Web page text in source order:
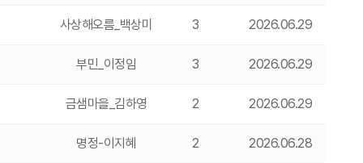
사상해오름_백상미 3 2026.06.29
부민_이정임 3 2026.06.29
금샘마을_김하영 2 2026.06.29
명정-이지혜 2 2026.06.28